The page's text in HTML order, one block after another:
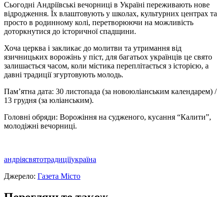
Сьогодні Андріївські вечорниці в Україні переживають нове
відродження. Їх влаштовують у школах, культурних центрах та
просто в родинному колі, перетворюючи на можливість
доторкнутися до історичної спадщини.
Хоча церква і закликає до молитви та утримання від
язичницьких ворожінь у піст, для багатьох українців це свято
залишається часом, коли містика переплітається з історією, а
давні традиції згуртовують молодь.
Пам’ятна дата: 30 листопада (за новоюліанським календарем) /
13 грудня (за юліанським).
Головні обряди: Ворожіння на судженого, кусання “Калити”,
молодіжні вечорниці.
андріясвятотрадиціїукраїна
Джерело: Газета Місто